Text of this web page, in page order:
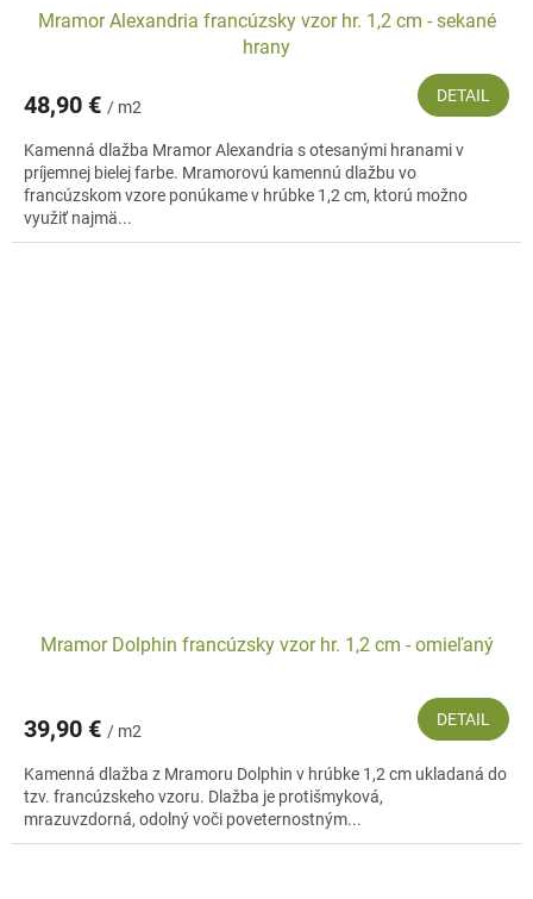
Mramor Alexandria francúzsky vzor hr. 1,2 cm - sekané
hrany
48,90 € / m2
DETAIL
Kamenná dlažba Mramor Alexandria s otesanými hranami v
príjemnej bielej farbe. Mramorovú kamennú dlažbu vo
francúzskom vzore ponúkame v hrúbke 1,2 cm, ktorú možno
využiť najmä...
Mramor Dolphin francúzsky vzor hr. 1,2 cm - omieľaný
39,90 € / m2
DETAIL
Kamenná dlažba z Mramoru Dolphin v hrúbke 1,2 cm ukladaná do
tzv. francúzskeho vzoru. Dlažba je protišmyková,
mrazuvzdorná, odolný voči poveternostným...